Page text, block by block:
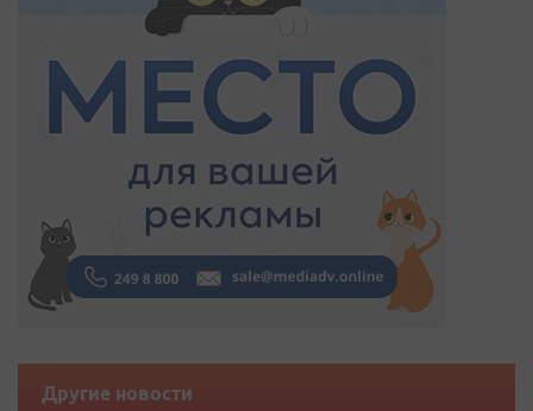
Другие новости